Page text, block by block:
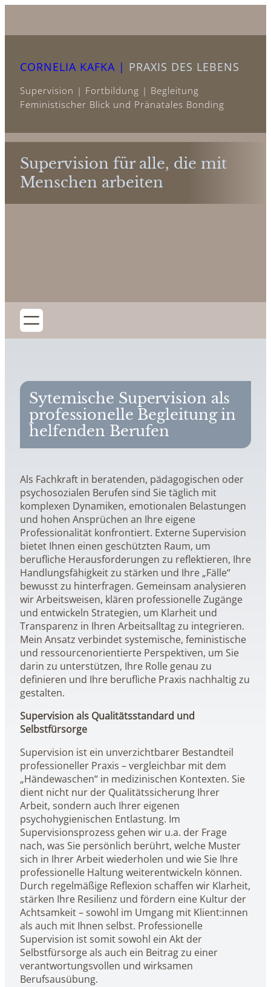
springen
CORNELIA KAFKA | PRAXIS DES LEBENS
Supervision | Fortbildung | Begleitung
Feministischer Blick und Pränatales Bonding
Supervision für alle, die mit
Menschen arbeiten
Sytemische Supervision als
professionelle Begleitung in
helfenden Berufen
Als Fachkraft in beratenden, pädagogischen oder
psychosozialen Berufen sind Sie täglich mit
komplexen Dynamiken, emotionalen Belastungen
und hohen Ansprüchen an Ihre eigene
Professionalität konfrontiert. Externe Supervision
bietet Ihnen einen geschützten Raum, um
berufliche Herausforderungen zu reflektieren, Ihre
Handlungsfähigkeit zu stärken und Ihre „Fälle“
bewusst zu hinterfragen. Gemeinsam analysieren
wir Arbeitsweisen, klären professionelle Zugänge
und entwickeln Strategien, um Klarheit und
Transparenz in Ihren Arbeitsalltag zu integrieren.
Mein Ansatz verbindet systemische, feministische
und ressourcenorientierte Perspektiven, um Sie
darin zu unterstützen, Ihre Rolle genau zu
definieren und Ihre berufliche Praxis nachhaltig zu
gestalten.
Supervision als Qualitätsstandard und
Selbstfürsorge
Supervision ist ein unverzichtbarer Bestandteil
professioneller Praxis – vergleichbar mit dem
„Händewaschen“ in medizinischen Kontexten. Sie
dient nicht nur der Qualitätssicherung Ihrer
Arbeit, sondern auch Ihrer eigenen
psychohygienischen Entlastung. Im
Supervisionsprozess gehen wir u.a. der Frage
nach, was Sie persönlich berührt, welche Muster
sich in Ihrer Arbeit wiederholen und wie Sie Ihre
professionelle Haltung weiterentwickeln können.
Durch regelmäßige Reflexion schaffen wir Klarheit,
stärken Ihre Resilienz und fördern eine Kultur der
Achtsamkeit – sowohl im Umgang mit Klient:innen
als auch mit Ihnen selbst. Professionelle
Supervision ist somit sowohl ein Akt der
Selbstfürsorge als auch ein Beitrag zu einer
verantwortungsvollen und wirksamen
Berufsausübung.